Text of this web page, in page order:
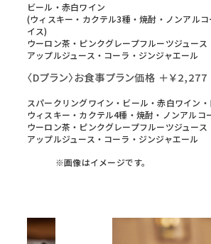
ビール・赤白ワイン
(ウィスキー・カクテル3種・焼酎・ノンアル
イス)
ウーロン茶・ピンクグレープフルーツジュース
アップルジュース・コーラ・ジンジャエール
〈Dプラン〉お食事プラン価格 ＋￥2,277
スパークリングワイン・ビール・赤白ワイン
ウィスキー・カクテル4種・焼酎・ノンアルコ
ウーロン茶・ピンクグレープフルーツジュース
アップルジュース・コーラ・ジンジャエール
※画像はイメージです。